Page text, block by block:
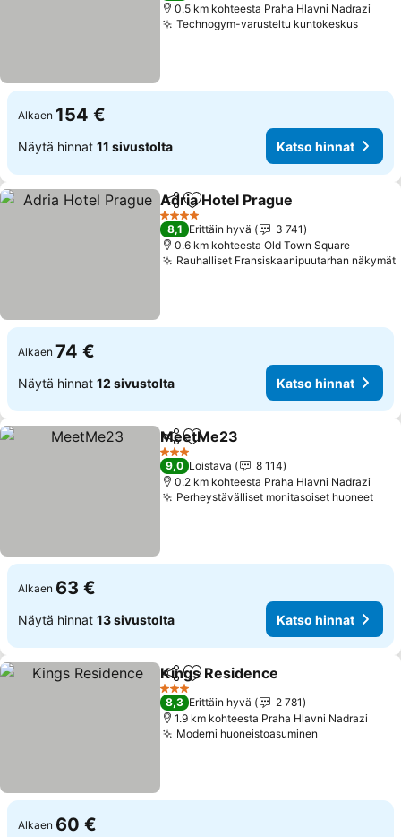
0.5 km kohteesta Praha Hlavni Nadrazi
Technogym-varusteltu kuntokeskus
Alkaen 154 €
Näytä hinnat 11 sivustolta Katso hinnat
Jaa Lisää suosikkeihin
Adria Hotel Prague
4 Tähtiluokitus
8,1 Erittäin hyvä
3 741
0.6 km kohteesta Old Town Square
Rauhalliset Fransiskaanipuutarhan näkymät
Alkaen 74 €
Näytä hinnat 12 sivustolta Katso hinnat
Jaa Lisää suosikkeihin
MeetMe23
3 Tähtiluokitus
9,0 Loistava
8 114
0.2 km kohteesta Praha Hlavni Nadrazi
Perheystävälliset monitasoiset huoneet
Alkaen 63 €
Näytä hinnat 13 sivustolta Katso hinnat
Jaa Lisää suosikkeihin
Kings Residence
3 Tähtiluokitus
8,3 Erittäin hyvä
2 781
1.9 km kohteesta Praha Hlavni Nadrazi
Moderni huoneistoasuminen
Alkaen 60 €